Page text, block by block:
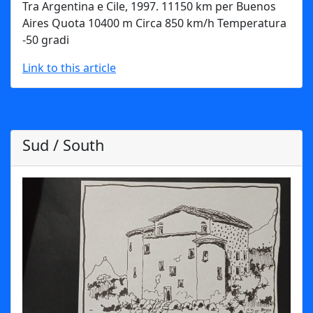
Tra Argentina e Cile, 1997. 11150 km per Buenos
Aires Quota 10400 m Circa 850 km/h Temperatura
-50 gradi
Link to this article
Sud / South